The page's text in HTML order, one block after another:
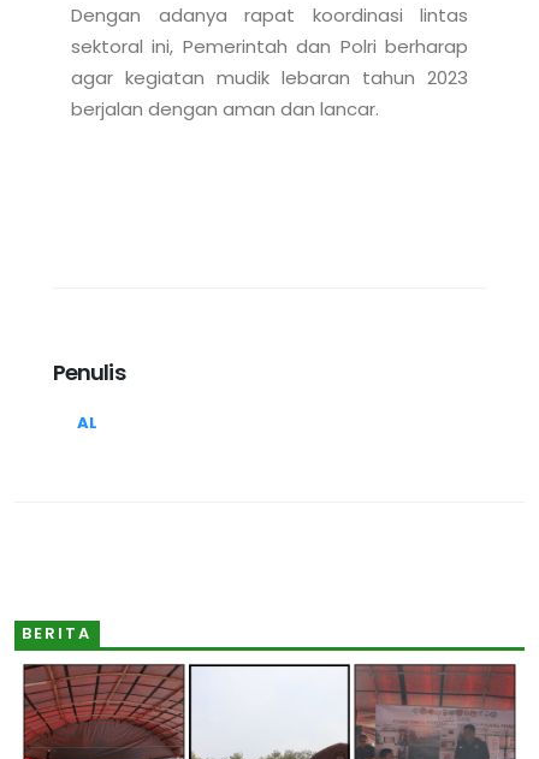
Dengan adanya rapat koordinasi lintas
sektoral ini, Pemerintah dan Polri berharap
agar kegiatan mudik lebaran tahun 2023
berjalan dengan aman dan lancar.
Penulis
AL
BERITA